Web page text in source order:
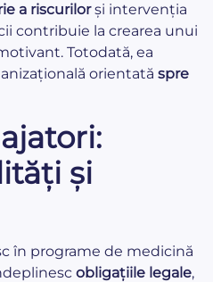
a riscurilorși intervenția
contribuie la crearea unui
Totodată, ea
orientată spre
și
în programe de medicină
obligațiile legale,